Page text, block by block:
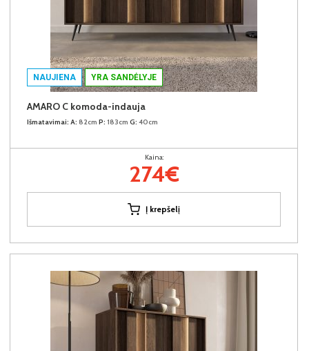
NAUJIENA YRA SANDĖLYJE
AMARO C komoda-indauja
Išmatavimai: A: 82cm P: 183cm G: 40cm
Kaina:
274€
Į krepšelį